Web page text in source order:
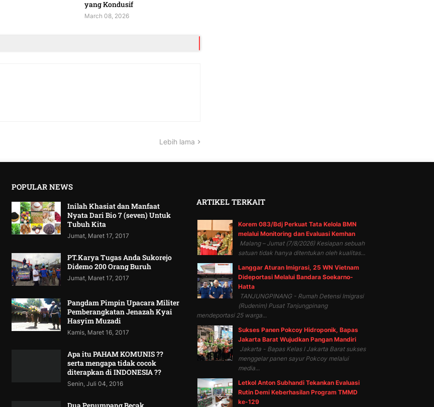
yang Kondusif
March 08, 2026
Lebih lama
POPULAR NEWS
Inilah Khasiat dan Manfaat
Nyata Dari Bio 7 (seven) Untuk
Tubuh Kita
Jumat, Maret 17, 2017
PT.Karya Tugas Anda Sukorejo
Didemo 200 Orang Buruh
Jumat, Maret 17, 2017
Pangdam Pimpin Upacara Militer
Pemberangkatan Jenazah Kyai
Hasyim Muzadi
Kamis, Maret 16, 2017
Apa itu PAHAM KOMUNIS ??
serta mengapa tidak cocok
diterapkan di INDONESIA ??
Senin, Juli 04, 2016
ARTIKEL TERKAIT
Korem 083/Bdj Perkuat Tata Kelola BMN
melalui Monitoring dan Evaluasi Kemhan
Malang – Jumat (7/8/2026) Kesiapan sebuah
satuan tidak hanya ditentukan oleh kualitas...
Langgar Aturan Imigrasi, 25 WN Vietnam
Dideportasi Melalui Bandara Soekarno-
Hatta
TANJUNGPINANG - Rumah Detensi Imigrasi
(Rudenim) Pusat Tanjungpinang
mendeportasi 25 warga...
Sukses Panen Pokcoy Hidroponik, Bapas
Jakarta Barat Wujudkan Pangan Mandiri
Jakarta - Bapas Kelas I Jakarta Barat sukses
menggelar panen sayur Pokcoy melalui
media...
Letkol Anton Subhandi Tekankan Evaluasi
Rutin Demi Keberhasilan Program TMMD
ke-129